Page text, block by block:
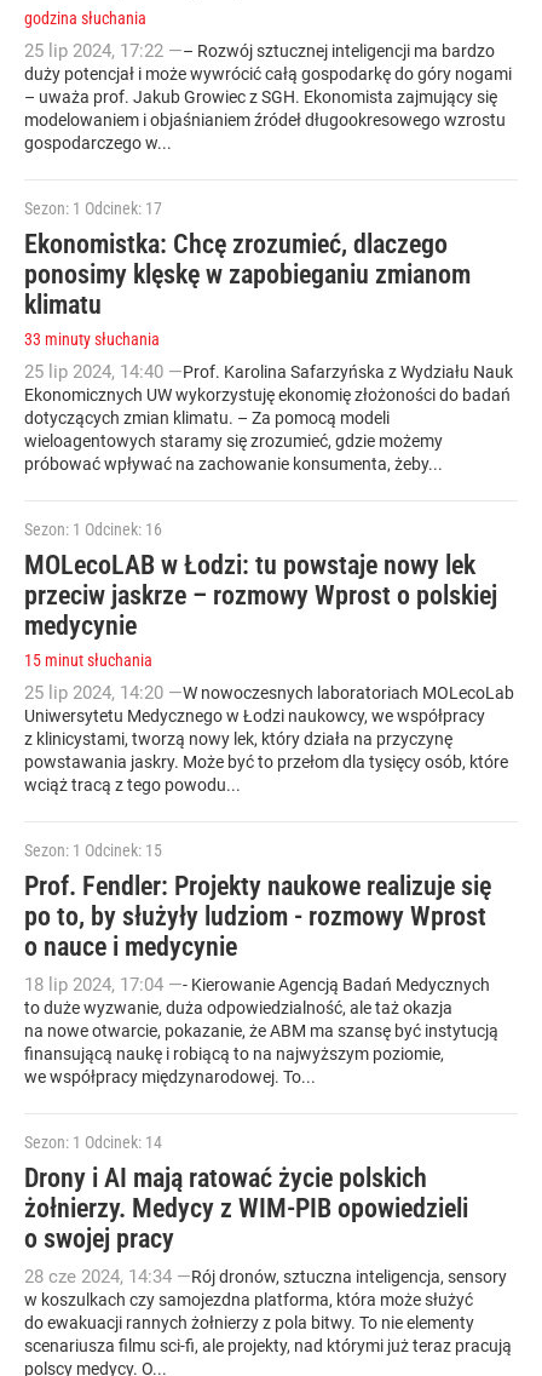
godzina słuchania
25 lip 2024, 17:22 —– Rozwój sztucznej inteligencji ma bardzo
duży potencjał i może wywrócić całą gospodarkę do góry nogami
– uważa prof. Jakub Growiec z SGH. Ekonomista zajmujący się
modelowaniem i objaśnianiem źródeł długookresowego wzrostu
gospodarczego w...
Sezon: 1 Odcinek: 17
Ekonomistka: Chcę zrozumieć, dlaczego
ponosimy klęskę w zapobieganiu zmianom
klimatu
33 minuty słuchania
25 lip 2024, 14:40 —Prof. Karolina Safarzyńska z Wydziału Nauk
Ekonomicznych UW wykorzystuję ekonomię złożoności do badań
dotyczących zmian klimatu. – Za pomocą modeli
wieloagentowych staramy się zrozumieć, gdzie możemy
próbować wpływać na zachowanie konsumenta, żeby...
Sezon: 1 Odcinek: 16
MOLecoLAB w Łodzi: tu powstaje nowy lek
przeciw jaskrze – rozmowy Wprost o polskiej
medycynie
15 minut słuchania
25 lip 2024, 14:20 —W nowoczesnych laboratoriach MOLecoLab
Uniwersytetu Medycznego w Łodzi naukowcy, we współpracy
z klinicystami, tworzą nowy lek, który działa na przyczynę
powstawania jaskry. Może być to przełom dla tysięcy osób, które
wciąż tracą z tego powodu...
Sezon: 1 Odcinek: 15
Prof. Fendler: Projekty naukowe realizuje się
po to, by służyły ludziom - rozmowy Wprost
o nauce i medycynie
18 lip 2024, 17:04 —- Kierowanie Agencją Badań Medycznych
to duże wyzwanie, duża odpowiedzialność, ale taż okazja
na nowe otwarcie, pokazanie, że ABM ma szansę być instytucją
finansującą naukę i robiącą to na najwyższym poziomie,
we współpracy międzynarodowej. To...
Sezon: 1 Odcinek: 14
Drony i AI mają ratować życie polskich
żołnierzy. Medycy z WIM-PIB opowiedzieli
o swojej pracy
28 cze 2024, 14:34 —Rój dronów, sztuczna inteligencja, sensory
w koszulkach czy samojezdna platforma, która może służyć
do ewakuacji rannych żołnierzy z pola bitwy. To nie elementy
scenariusza filmu sci-fi, ale projekty, nad którymi już teraz pracują
polscy medycy. O...